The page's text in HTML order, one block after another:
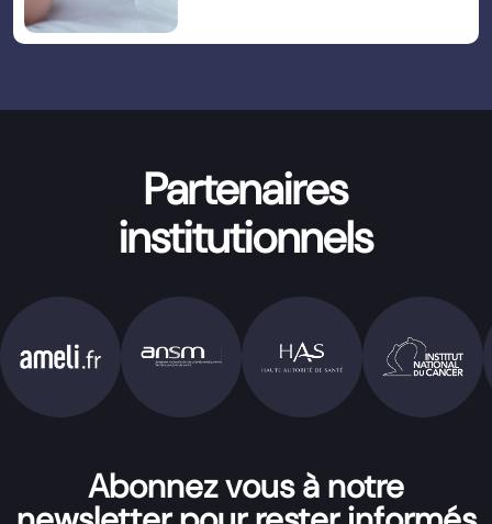
Partenaires
institutionnels
Abonnez vous à notre